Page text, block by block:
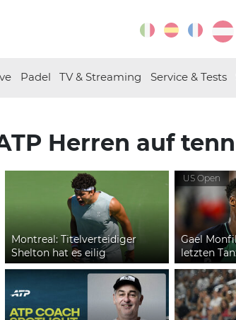
Padel TV & Streaming Service & Tests
Herren auf
Montreal: Titelverteidiger
Shelton hat es eilig
US Open
Gael
letzten